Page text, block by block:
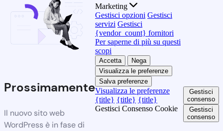
Prossimamente
Il nuovo sito web
WordPress è in fase di
Marketing
Gestisci opzioni Gestisci
servizi Gestisci
{vendor_count} fornitori
Per saperne di più su questi
scopi
Accetta
Nega
Visualizza le preferenze
Salva preferenze
Visualizza le preferenze
{title} {title} {title}
Gestisci Consenso Cookie
Gestisci
consenso
Gestisci
consenso